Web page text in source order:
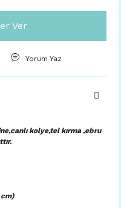
Ver
Yorum Yaz
kolye,tel kırma ,ebru